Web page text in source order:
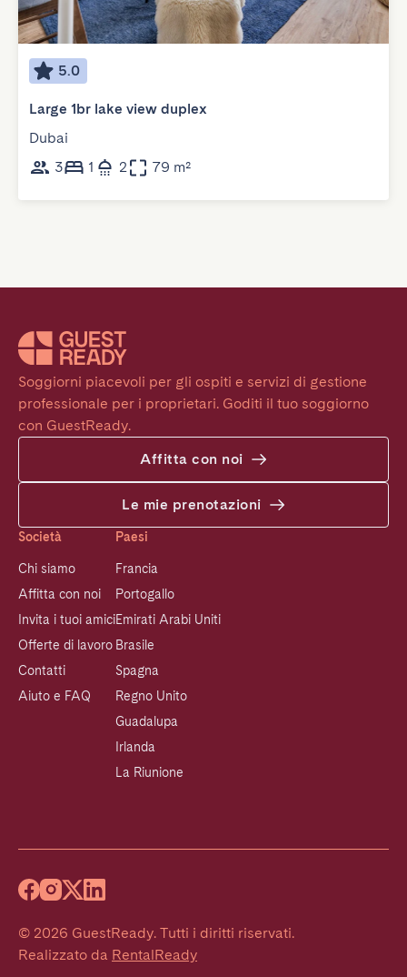
5.0
Large 1br lake view duplex
Dubai
3
1 2 79 m²
Soggiorni piacevoli per gli ospiti e servizi di gestione
professionale per i proprietari. Goditi il tuo soggiorno
con GuestReady.
Affitta con noi
Le mie prenotazioni
Società
Chi siamo
Affitta con noi
Invita i tuoi amici
Offerte di lavoro
Contatti
Aiuto e FAQ
Paesi
Francia
Portogallo
Emirati Arabi Uniti
Brasile
Spagna
Regno Unito
Guadalupa
Irlanda
La Riunione
© 2026 GuestReady. Tutti i diritti riservati.
Realizzato da RentalReady